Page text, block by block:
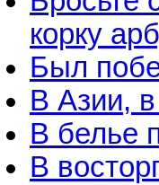
корку
Был
В Азии,
В белье
В